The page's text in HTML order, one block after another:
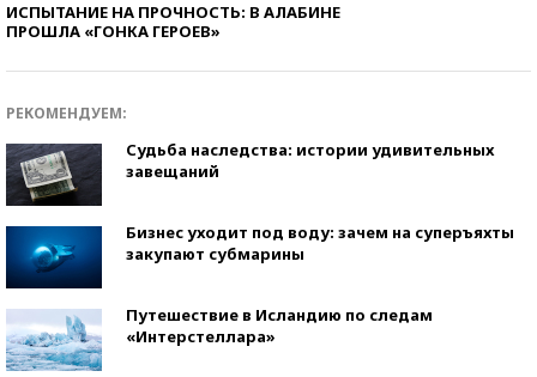
ИСПЫТАНИЕ НА ПРОЧНОСТЬ: В АЛАБИНЕ
ПРОШЛА «ГОНКА ГЕРОЕВ»
РЕКОМЕНДУЕМ:
Судьба наследства: истории удивительных
завещаний
Бизнес уходит под воду: зачем на суперъяхты
закупают субмарины
Путешествие в Исландию по следам
«Интерстеллара»